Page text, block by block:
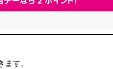
す。